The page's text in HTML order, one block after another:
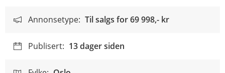
Annonsetype: Til salgs for69 998,- kr
Publisert: 13 dager siden